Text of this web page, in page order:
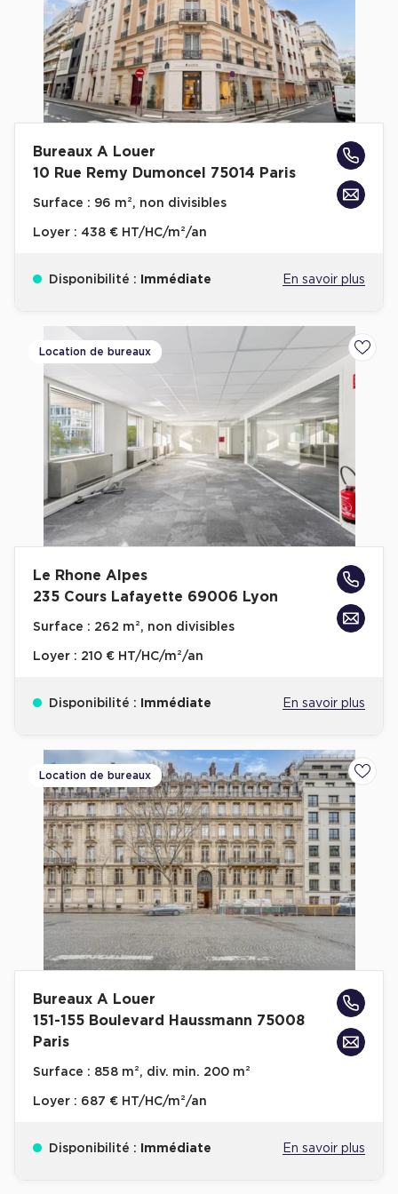
Achat de Commerces
Achat de Commerces à Nîmes
Achat de Commerces à Toulouse
Achat de Commerces à Marseille
Bureaux privés à Paris
Bureaux privés à Marseille
Bureaux privés à Neuilly-sur-Seine
Bureaux privés à Lille
Plateaux opérés
Plateaux opérés à Paris
Plateaux opérés à Lyon
Plateaux opérés à Neuilly-sur-Seine
Plateaux opérés à Saint-Ouen
Plateaux opérés à Boulogne-Billancourt
Bureaux privés avec terrasse
Guide & Conseils
Livrets blancs & Études
Cas Clients
Bureaux A Louer
10 Rue Remy Dumoncel 75014 Paris
Surface : 96 m², non divisibles
Loyer : 438 € HT/HC/m²/an
Disponibilité : Immédiate En savoir plus
Location de bureaux
Le Rhone Alpes
235 Cours Lafayette 69006 Lyon
Surface : 262 m², non divisibles
Loyer : 210 € HT/HC/m²/an
Disponibilité : Immédiate En savoir plus
Location de bureaux
Bureaux A Louer
151-155 Boulevard Haussmann 75008
Paris
Surface : 858 m², div. min. 200 m²
Loyer : 687 € HT/HC/m²/an
Disponibilité : Immédiate En savoir plus